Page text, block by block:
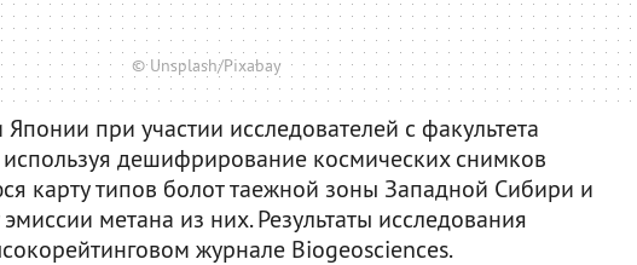
© Unsplash/Pixabay
при участии исследователей с факультета
дешифрирование космических снимков
карту типов болот таежной зоны Западной Сибири и
метана из них. Результаты исследования
журнале Biogeosciences.